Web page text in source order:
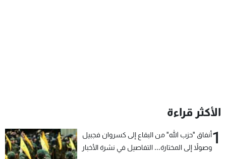
الأكثر قراءة
1أنفاق "حزب الله" من البقاع إلى كسروان فجبيل
وصولاً إلى المختارة... التفاصيل في نشرة الأخبار